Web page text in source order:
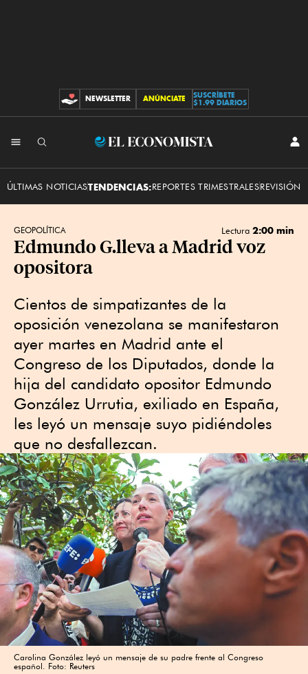
CONTRIBUCIONES
NEWSLETTER ANÚNCIATE
SUSCRÍBETE
$1.99 DIARIOS
El
ÚLTIMAS NOTICIASTENDENCIAS:REPORTES TRIMESTRALESREVISIÓN
GEOPOLÍTICA Lectura 2:00 min
Edmundo G.lleva a Madrid voz
opositora
Cientos de simpatizantes de la
oposición venezolana se manifestaron
ayer martes en Madrid ante el
Congreso de los Diputados, donde la
hija del candidato opositor Edmundo
González Urrutia, exiliado en España,
les leyó un mensaje suyo pidiéndoles
que no desfallezcan.
Carolina González leyó un mensaje de su padre frente al Congreso
español. Foto: Reuters